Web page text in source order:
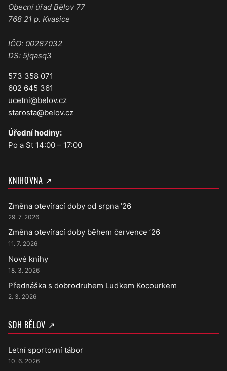
Obecní úřad Bělov 77
768 21 p. Kvasice
IČO: 00287032
DS: 5jqasq3
573 358 071
602 645 361
ucetni@belov.cz
starosta@belov.cz
Úřední hodiny:
Po a St 14:00 – 17:00
KNIHOVNA ↗
Změna otevírací doby od srpna ’26
29. 7. 2026
Změna otevírací doby během července ’26
11. 7. 2026
Nové knihy
18. 3. 2026
Přednáška s dobrodruhem Luďkem Kocourkem
2. 3. 2026
SDH BĚLOV ↗
Letní sportovní tábor
10. 6. 2026